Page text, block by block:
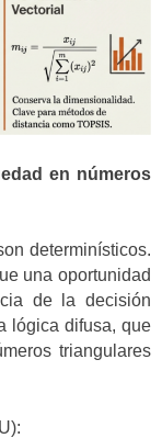
en números
determinísticos.
una oportunidad
de la decisión
lógica difusa, que
triangulares